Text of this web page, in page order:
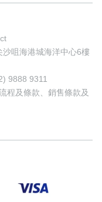
咀海港城海洋中心6樓
9888 9311
程及條款
銷售條款及